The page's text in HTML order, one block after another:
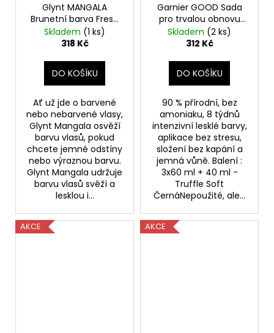
Glynt MANGALA
Brunetní barva Fresh
Up 200 ml
Skladem (1 ks)
318 Kč
DO KOŠÍKU
Ať už jde o barvené
nebo nebarvené vlasy,
Glynt Mangala osvěží
barvu vlasů, pokud
chcete jemné odstíny
nebo výraznou barvu.
Glynt Mangala udržuje
barvu vlasů svěží a
lesklou i...
Garnier GOOD Sada
pro trvalou obnovu
vlasů, 2.0 Truffle Soft
Černá
Skladem (2 ks)
312 Kč
DO KOŠÍKU
90 % přírodní, bez
amoniaku, 8 týdnů
intenzivní lesklé barvy,
aplikace bez stresu,
složení bez kapání a
jemná vůně. Balení :
3x60 ml + 40 ml -
Truffle Soft
ČernáNepoužité, ale...
AKCE AKCE